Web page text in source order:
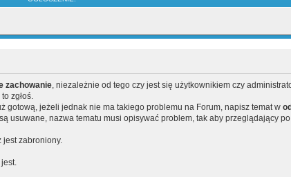
zachowanie, niezależnie od tego czy jest się użytkownikiem czy
zgłoś.
gotową, jeżeli jednak nie ma takiego problemu na Forum, napisz temat w
nazwa tematu musi opisywać problem, tak aby przeglądający
jest zabroniony.